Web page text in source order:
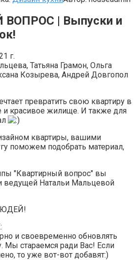
| Выпуски и
г.
Татьяна Грамон, Ольга
Козырева, Андрей Довгопол
превратить свою квартиру в
и красивое жилище. И также для
квартиры, вашими
поможем подобрать материал,
"Квартирный вопрос" вы
ведущей Натальи Мальцевой
и своевременно обновлять
Мы стараемся ради Вас! Если
то уже вот-вот добавят:)